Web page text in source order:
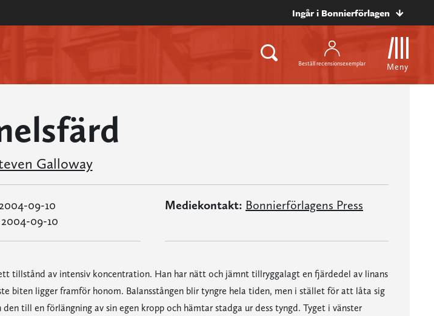
Ingår i Bonnierförlagen
Beställ recensionsexemplar Meny
Galloway
2004-09-10
2004-09-10
Mediekontakt: Bonnierförlagens Press
ett tillstånd av intensiv koncentration. Han har nätt och jämnt tillryggalagt en fjärdedel av linans
biten ligger framför honom. Balansstången blir tyngre hela tiden, men i stället för att låta sig
till en förlängning av sin egen kropp och hämtar stadga ur dess tyngd. Tyget i vänster